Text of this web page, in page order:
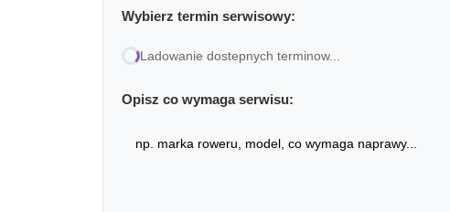
Wybierz termin serwisowy:
Ladowanie dostepnych terminow...
Opisz co wymaga serwisu: